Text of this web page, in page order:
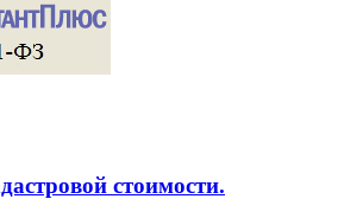
стоимости.